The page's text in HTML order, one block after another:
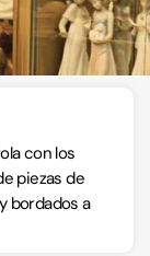
con los
piezas de
bordados a